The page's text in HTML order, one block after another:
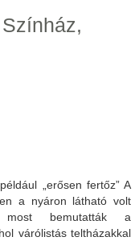
„erősen fertőz” A
a nyáron látható volt
most bemutatták a
várólistás teltházakkal